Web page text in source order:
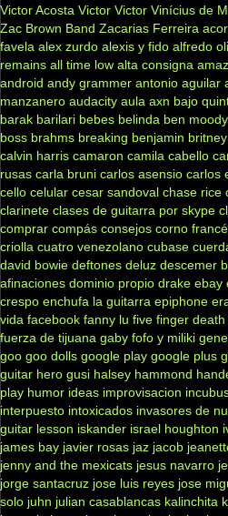
Victor Acosta Victor Victor Vinícius de
Zac Brown Band Zacarias Ferreira
favela alex zurdo alexis y fido alfredo
remains all time low alta consigna
android andy grammer antonio aguilar
manzanero audacity aula axn bajo
barak barilari bebes belinda ben moody
boss brahms breaking benjamin
calvin harris camaron camila cabello
rusas carla bruni carlos asensio carlos
cello celular cesar sandoval chase rice
clarinete clases de guitarra por skype
comprar compás consejos corno
criolla cuatro venezolano cubase
david bowie deftones deluz descemer
afinaciones dominio propio drake ebay
crespo enchufa la guitarra epiphone
vida facebook fanny lu five finger death
fuerza de tijuana gaby fofo y miliki
goo goo dolls google play google plus
guitar hero gusi halsey hammond
play humor ideas improvisacion
interpuesto intoxicados invasores de
guitar lesson iskander israel houghton
james bay javier rosas jaz jacob
jenny and the mexicats jesus navarro
jorge santacruz jose luis reyes jose
solo juhn julian casablancas kalinchita